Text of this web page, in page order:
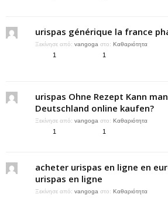
urispas générique la france
Ξεκίνησε από: vangoga στο: Καθαριότητα
1 1
urispas Ohne Rezept Kann
Deutschland online kaufen?
Ξεκίνησε από: vangoga στο: Καθαριότητα
1 1
acheter urispas en ligne en
urispas en ligne
Ξεκίνησε από: vangoga στο: Καθαριότητα